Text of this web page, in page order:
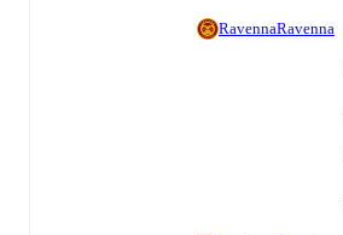
RavennaRavenna